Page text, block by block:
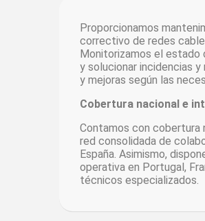
Proporcionamos
correctivo de redes
Monitorizamos el estado
y solucionar incidencias
y mejoras según las
Cobertura nacional e
Contamos con cobertura
red consolidada de
España. Asimismo,
operativa en Portugal,
técnicos especializados.